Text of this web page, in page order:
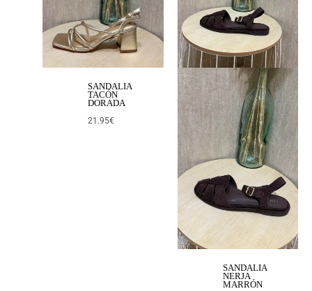
SANDALIA
TACÓN
DORADA
21.95€
SANDALIA
NERJA
MARRÓN